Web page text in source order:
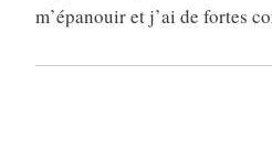
m’épanouir et j’ai de fortes